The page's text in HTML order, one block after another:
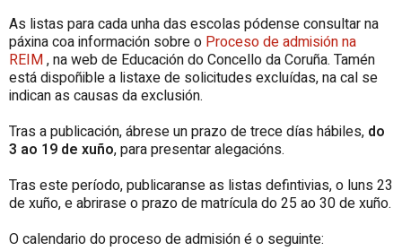
As listas para cada unha das escolas pódense consultar na
páxina coa información sobre o Proceso de admisión na
REIM, na web de Educación do Concello da Coruña. Tamén
está dispoñible a listaxe de solicitudes excluídas, na cal se
indican as causas da exclusión.
Tras a publicación, ábrese un prazo de trece días hábiles, do
3 ao 19 de xuño, para presentar alegacións.
Tras este período, publicaranse as listas defintivias, o luns 23
de xuño, e abrirase o prazo de matrícula do 25 ao 30 de xuño.
O calendario do proceso de admisión é o seguinte: